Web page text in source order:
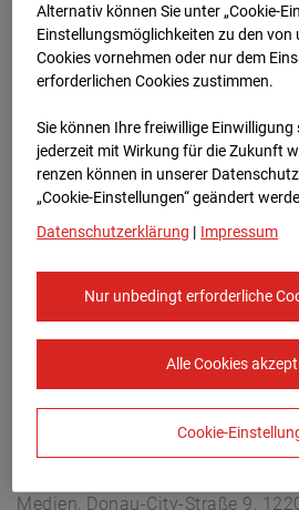
Arnulf Klett Platz, 70173
Zur
Europe/Berlin
Medien, Donau-City-Straße 9,
Alternativ können Sie unter „Cookie-
Einstellungsmöglichkeiten zu den von
Cookies vornehmen oder nur dem
erforderlichen Cookies zustimmen.
Sie können Ihre freiwillige
jederzeit mit Wirkung für die Zukunft
renzen können in unserer
„Cookie-Einstellungen“ geändert
Datenschutzerklärung | Impressum
Nur unbedingt erforderliche
Alle Cookies
Cookie-